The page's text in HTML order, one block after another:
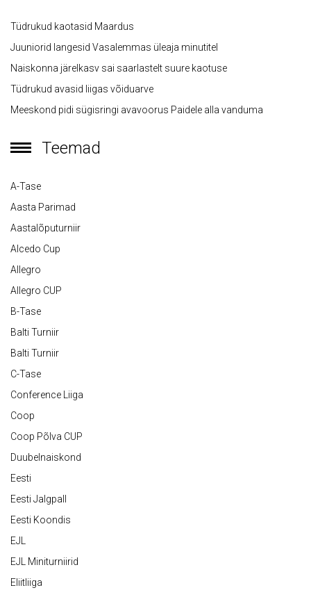
Tüdrukud kaotasid Maardus
Juuniorid langesid Vasalemmas üleaja minutitel
Naiskonna järelkasv sai saarlastelt suure kaotuse
Tüdrukud avasid liigas võiduarve
Meeskond pidi sügisringi avavoorus Paidele alla vanduma
Teemad
A-Tase
Aasta Parimad
Aastalõputurniir
Alcedo Cup
Allegro
Allegro CUP
B-Tase
Balti Turniir
Balti Turniir
C-Tase
Conference Liiga
Coop
Coop Põlva CUP
Duubelnaiskond
Eesti
Eesti Jalgpall
Eesti Koondis
EJL
EJL Miniturniirid
Eliitliiga